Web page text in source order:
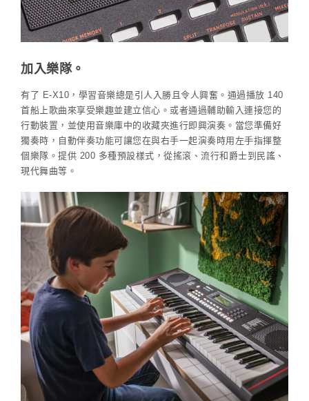
加入樂隊。
有了 E-X10，學習音樂總是引人入勝且令人興奮。通過播放 140
首船上歌曲來享受樂趣並建立信心。或者通過輔助輸入連接您的
行動裝置，並使用音樂庫中的收藏夾進行即興演奏。當您準備好
獨奏時，自動伴奏功能可讓您在與右手一起演奏時用左手指揮整
個樂隊。提供 200 多種預設樣式，從搖滾、流行和爵士到民謠、
現代舞曲等。